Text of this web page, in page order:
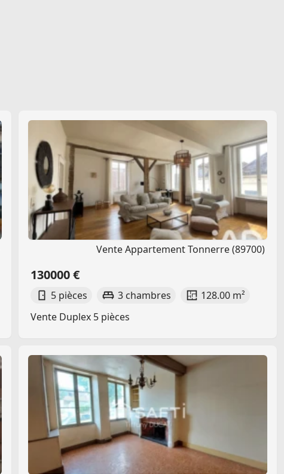
Vente Appartement Tonnerre (89700)
130000 €
5 pièces 3 chambres
128.00 m²
Vente Duplex 5 pièces